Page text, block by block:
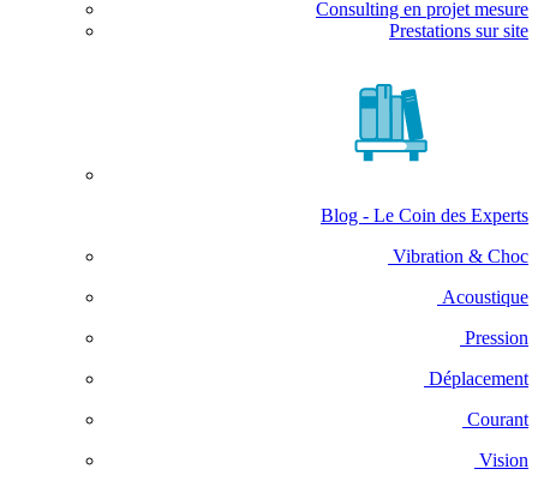
Consulting en projet mesure
Prestations sur site
Blog - Le Coin des Experts
Vibration & Choc
Acoustique
Pression
Déplacement
Courant
Vision